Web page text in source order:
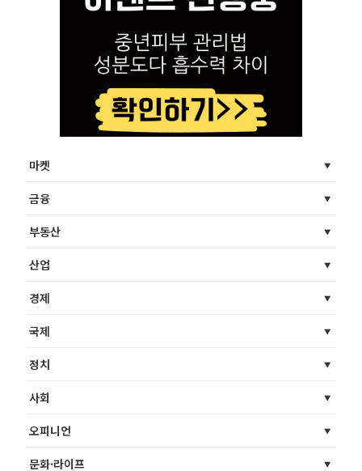
마켓
금융
부동산
산업
경제
국제
정치
사회
오피니언
문화·라이프